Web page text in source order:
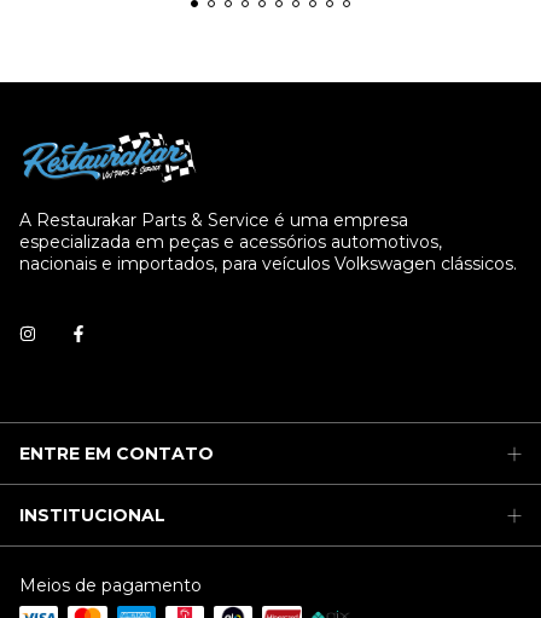
A Restaurakar Parts & Service é uma empresa
especializada em peças e acessórios automotivos,
nacionais e importados, para veículos Volkswagen clássicos.
ENTRE EM CONTATO
INSTITUCIONAL
Meios de pagamento